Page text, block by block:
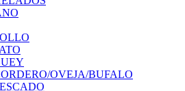
OVEJA/BUFALO